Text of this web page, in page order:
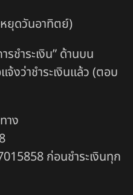
ยุดวันอาทิตย์)
รชำระเงิน” ด้านบน
งว่าชำระเงินแล้ว (ตอบ
าง
ก่อนชำระเงินทุก